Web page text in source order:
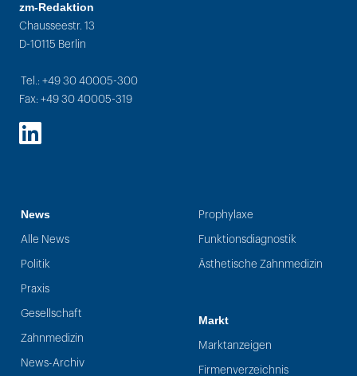
zm-Redaktion
Chausseestr. 13
D-10115 Berlin
Tel.: +49 30 40005-300
Fax: +49 30 40005-319
LinkedIn
News
Alle News
Politik
Praxis
Gesellschaft
Zahnmedizin
News-Archiv
Prophylaxe
Funktionsdiagnostik
Ästhetische Zahnmedizin
Markt
Marktanzeigen
Firmenverzeichnis